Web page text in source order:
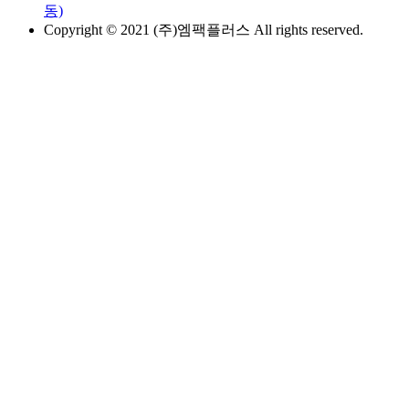
동)
Copyright © 2021 (주)엠팩플러스 All rights reserved.